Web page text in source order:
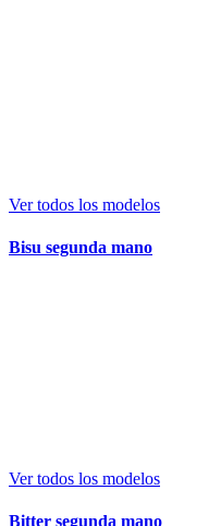
Ver todos los modelos
Bisu segunda mano
Ver todos los modelos
Bitter segunda mano